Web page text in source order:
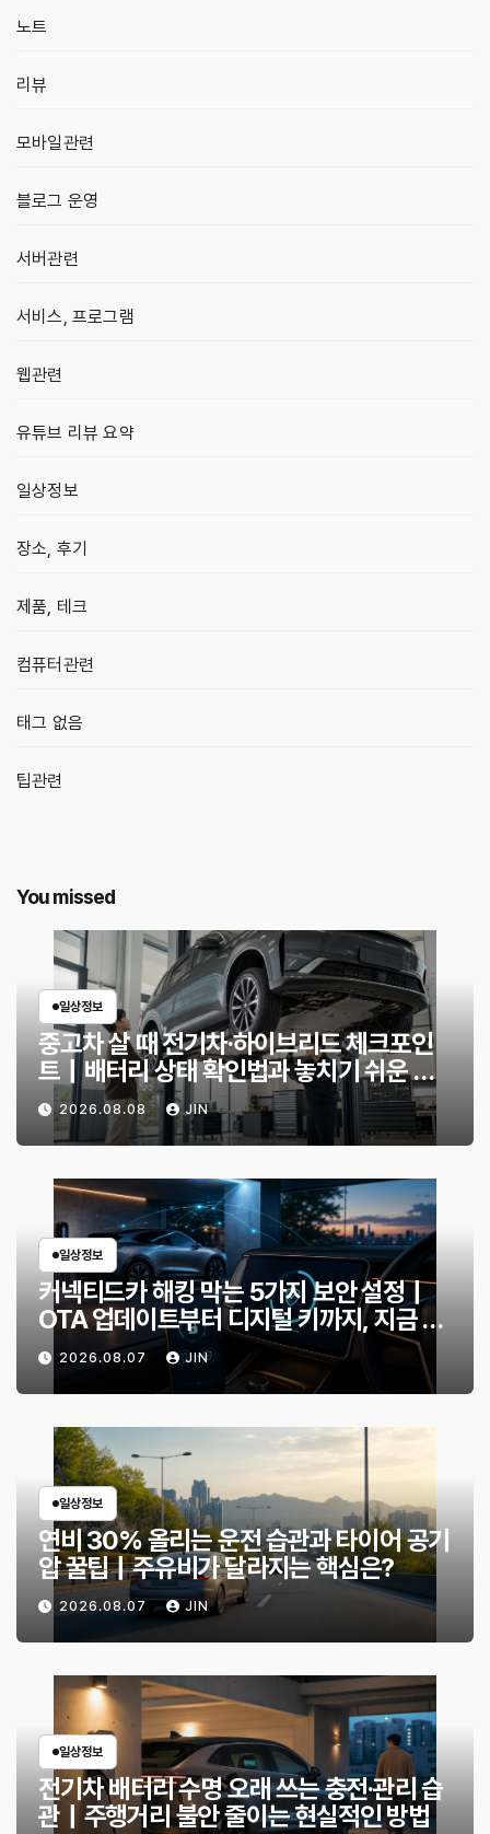
노트
리뷰
모바일관련
블로그 운영
서버관련
서비스, 프로그램
웹관련
유튜브 리뷰 요약
일상정보
장소, 후기
제품, 테크
컴퓨터관련
태그 없음
팁관련
You missed
일상정보
중고차 살 때 전기차·하이브리드 체크포인
트｜배터리 상태 확인법과 놓치기 쉬운 위
험 신호
2026.08.08 JIN
일상정보
커넥티드카 해킹 막는 5가지 보안 설정｜
OTA 업데이트부터 디지털 키까지, 지금 확
인할 것은?
2026.08.07 JIN
일상정보
연비 30% 올리는 운전 습관과 타이어 공기
압 꿀팁｜주유비가 달라지는 핵심은?
2026.08.07 JIN
일상정보
전기차 배터리 수명 오래 쓰는 충전·관리 습
관｜주행거리 불안 줄이는 현실적인 방법